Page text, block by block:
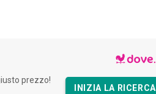
prezzo!
INIZIA LA RICERCA